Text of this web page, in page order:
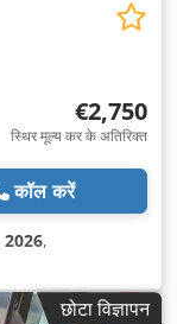
€2,750
स्थिर मूल्य कर के अतिरिक्त
कॉल करें
2026,
छोटा विज्ञापन